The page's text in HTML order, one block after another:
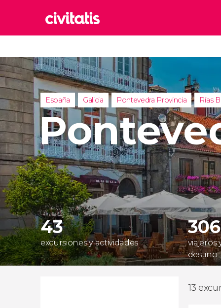
Italia
Reino
Reino
Turquía
España Galicia Pontevedra Provincia Rías
43
excursiones y actividades
viajeros
destino
13